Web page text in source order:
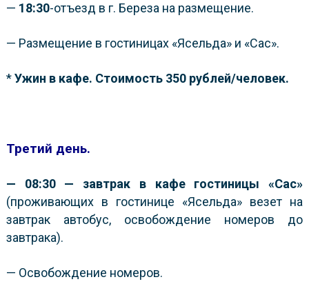
— 18:30-отъезд в г. Береза на размещение.
— Размещение в гостиницах «Ясельда» и «Сас».
*Ужин в кафе. Стоимость 350 рублей/человек.
Третий день.
— 08:30 — завтрак в кафе гостиницы «Сас»
(проживающих в гостинице «Ясельда» везет на
завтрак автобус, освобождение номеров до
завтрака).
— Освобождение номеров.